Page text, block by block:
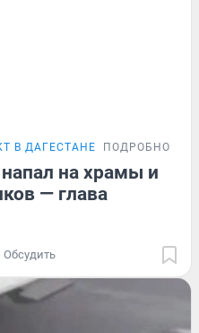
В ДАГЕСТАНЕ ПОДРОБНОСТИ
на храмы и
— глава
Обсудить